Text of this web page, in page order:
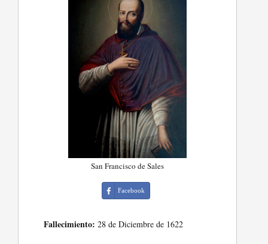
San Francisco de Sales
Facebook
Fallecimiento: 28 de Diciembre de 1622